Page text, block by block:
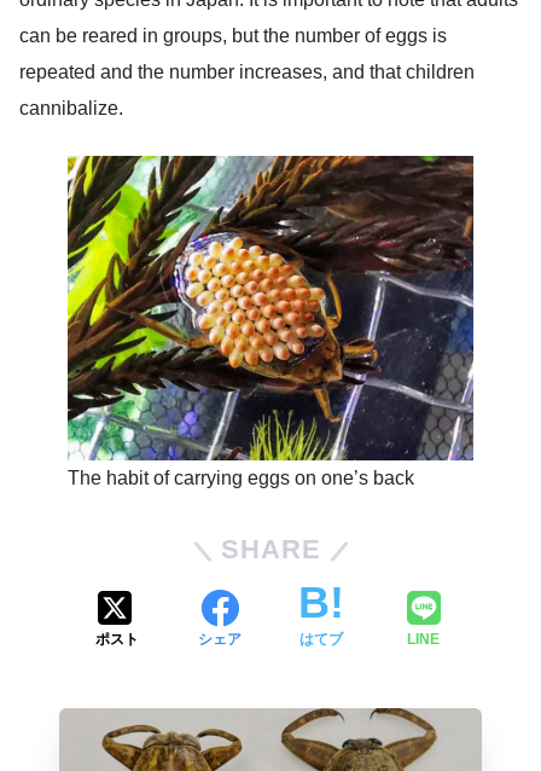
can be reared in groups, but the number of eggs is
repeated and the number increases, and that children
cannibalize.
The habit of carrying eggs on one’s back
SHARE
ポスト シェア はてブ LINE